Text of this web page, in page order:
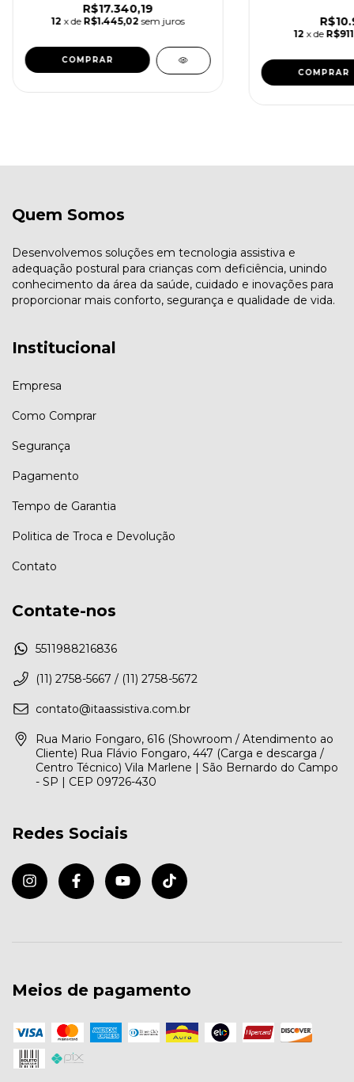
R$17.340,19
12 x de R$1.445,02 sem juros
12 x de
COMPRAR
Quem Somos
Desenvolvemos soluções em tecnologia assistiva e
adequação postural para crianças com deficiência, unindo
conhecimento da área da saúde, cuidado e inovações para
proporcionar mais conforto, segurança e qualidade de vida.
Institucional
Empresa
Como Comprar
Segurança
Pagamento
Tempo de Garantia
Politica de Troca e Devolução
Contato
Contate-nos
5511988216836
(11) 2758-5667 / (11) 2758-5672
contato@itaassistiva.com.br
Rua Mario Fongaro, 616 (Showroom / Atendimento ao
Cliente) Rua Flávio Fongaro, 447 (Carga e descarga /
Centro Técnico) Vila Marlene | São Bernardo do Campo
- SP | CEP 09726-430
Redes Sociais
Meios de pagamento